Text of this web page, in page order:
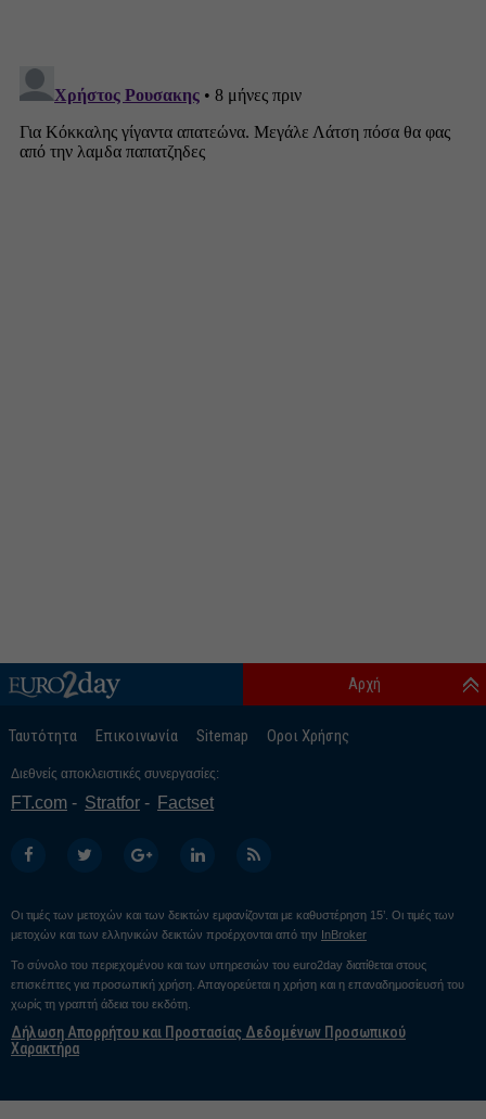
Ταυτότητα Επικοινωνία Sitemap Οροι Χρήσης
Αρχή
Διεθνείς αποκλειστικές συνεργασίες:
FT.com Stratfor Factset
Οι τιμές των μετοχών και των δεικτών εμφανίζονται με καθυστέρηση 15’. Οι τιμές των
μετοχών και των ελληνικών δεικτών προέρχονται από την InBroker
Το σύνολο του περιεχομένου και των υπηρεσιών του euro2day διατίθεται στους
επισκέπτες για προσωπική χρήση. Απαγορεύεται η χρήση και η επαναδημοσίευσή του
χωρίς τη γραπτή άδεια του εκδότη.
Δήλωση Απορρήτου και Προστασίας Δεδομένων Προσωπικού
Χαρακτήρα